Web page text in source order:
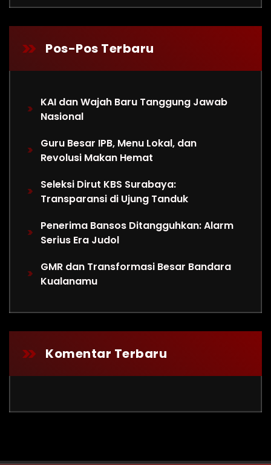
Pos-Pos Terbaru
KAI dan Wajah Baru Tanggung Jawab
Nasional
Guru Besar IPB, Menu Lokal, dan
Revolusi Makan Hemat
Seleksi Dirut KBS Surabaya:
Transparansi di Ujung Tanduk
Penerima Bansos Ditangguhkan: Alarm
Serius Era Judol
GMR dan Transformasi Besar Bandara
Kualanamu
Komentar Terbaru